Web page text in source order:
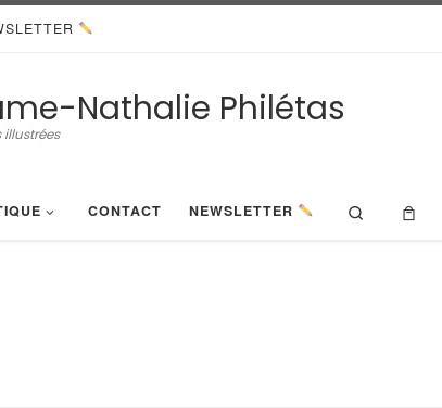
Nathalie Philétas
illustrées
CONTACT NEWSLETTER Search